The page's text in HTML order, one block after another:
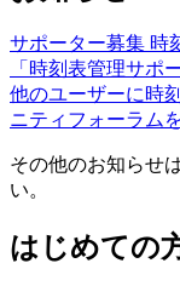
サポーター募集 時
「時刻表管理サポ
他のユーザーに時
ニティフォーラム
その他のお知らせ
い。
はじめての